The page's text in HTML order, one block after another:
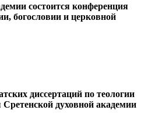
состоится конференция
богословии и церковной
диссертаций по теологии
духовной академии